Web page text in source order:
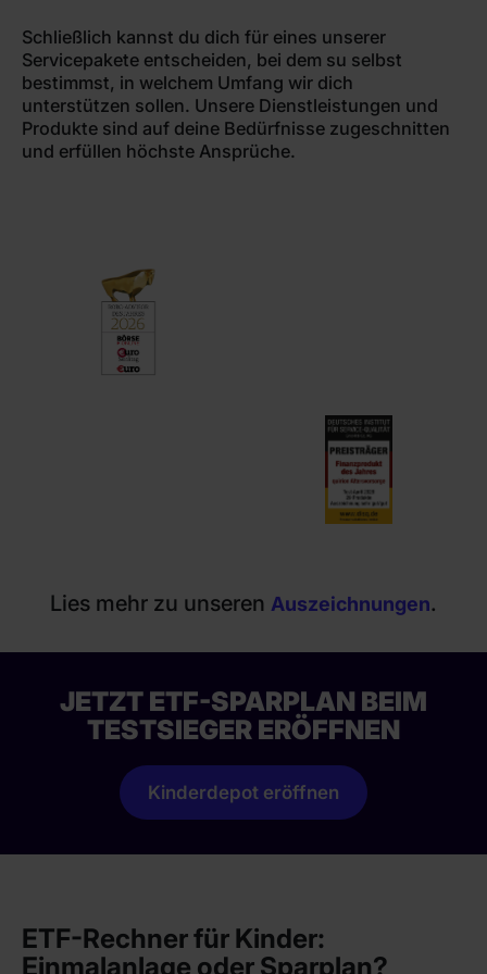
Schließlich kannst du dich für eines unserer
Servicepakete entscheiden, bei dem su selbst
bestimmst, in welchem Umfang wir dich
unterstützen sollen. Unsere Dienstleistungen und
Produkte sind auf deine Bedürfnisse zugeschnitten
und erfüllen höchste Ansprüche.
Lies mehr zu unseren Auszeichnungen.
JETZT ETF-SPARPLAN BEIM
TESTSIEGER ERÖFFNEN
Kinderdepot eröffnen
ETF-Rechner für Kinder:
Einmalanlage oder Sparplan?